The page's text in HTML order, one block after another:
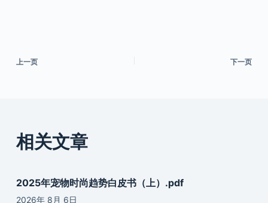
上一页 下一页
相关文章
2025年宠物时尚趋势白皮书（上）.pdf
2026年 8月 6日